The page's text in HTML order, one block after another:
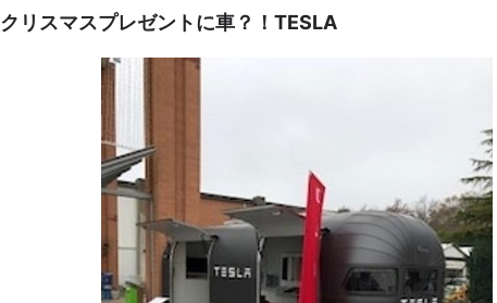
クリスマスプレゼントに車？！TESLA